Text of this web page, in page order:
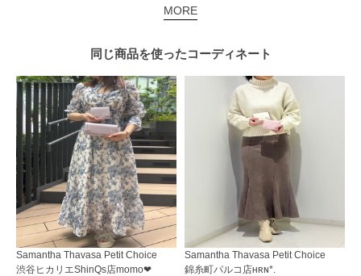
MORE
同じ商品を使ったコーディネート
Samantha Thavasa Petit Choice
渋谷ヒカリエShinQs店momo‪‪❤︎‬
Samantha Thavasa Petit Choice
錦糸町パルコ店ʜʀɴ*.